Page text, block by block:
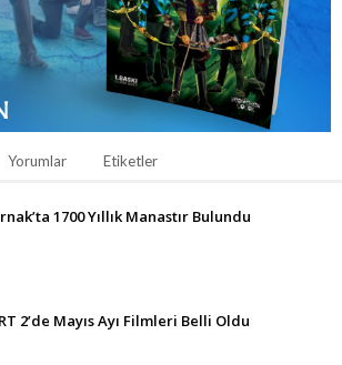
Yorumlar Etiketler
1700 Yıllık Manastır Bulundu
2’de Mayıs Ayı Filmleri Belli Oldu